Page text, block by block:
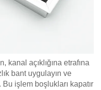
kanal açıklığına etrafına
bant uygulayın ve
Bu işlem boşlukları kapatır